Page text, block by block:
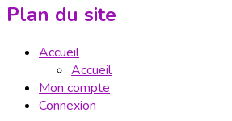
Plan du site
Accueil
Accueil
Mon compte
Connexion